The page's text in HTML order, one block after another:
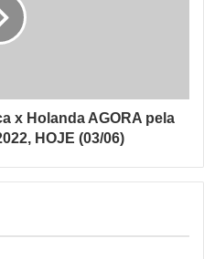
x Holanda AGORA pela
HOJE (03/06)